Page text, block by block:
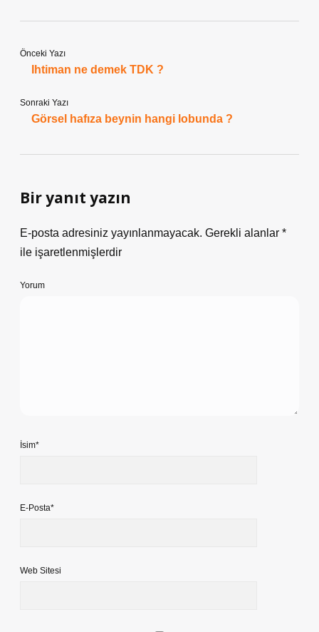
Önceki Yazı
Ihtiman ne demek TDK ?
Sonraki Yazı
Görsel hafıza beynin hangi lobunda ?
Bir yanıt yazın
E-posta adresiniz yayınlanmayacak. Gerekli alanlar *
ile işaretlenmişlerdir
Yorum
İsim*
E-Posta*
Web Sitesi